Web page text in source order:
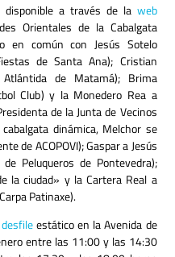
a través de la web
Orientales de la Cabalgata
en común con Jesús Sotelo
de Santa Ana); Cristian
Atlántida de Matamá); Brima
Club) y la Monedero Rea a
de la Junta de Vecinos
dinámica, Melchor se
de ACOPOVI);Gaspar a Jesús
Peluqueros de Pontevedra);
la ciudad» y la Cartera Real a
Patinaxe).
desfileestático en la Avenida de
entre las 11:00 y las 14:30